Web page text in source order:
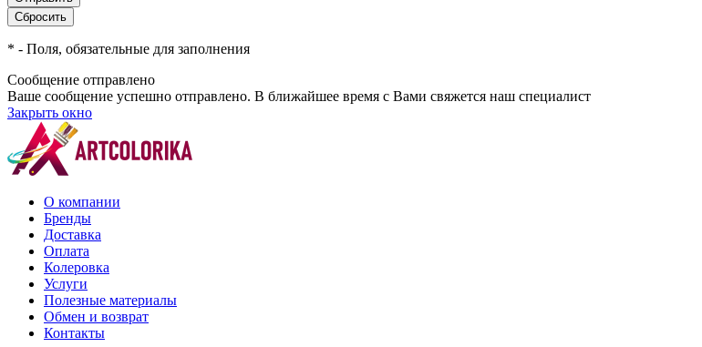
* - Поля, обязательные для заполнения
Сообщение отправлено
Ваше сообщение успешно отправлено. В ближайшее время с Вами свяжется наш специалист
Закрыть окно
О компании
Бренды
Доставка
Оплата
Колеровка
Услуги
Полезные материалы
Обмен и возврат
Контакты